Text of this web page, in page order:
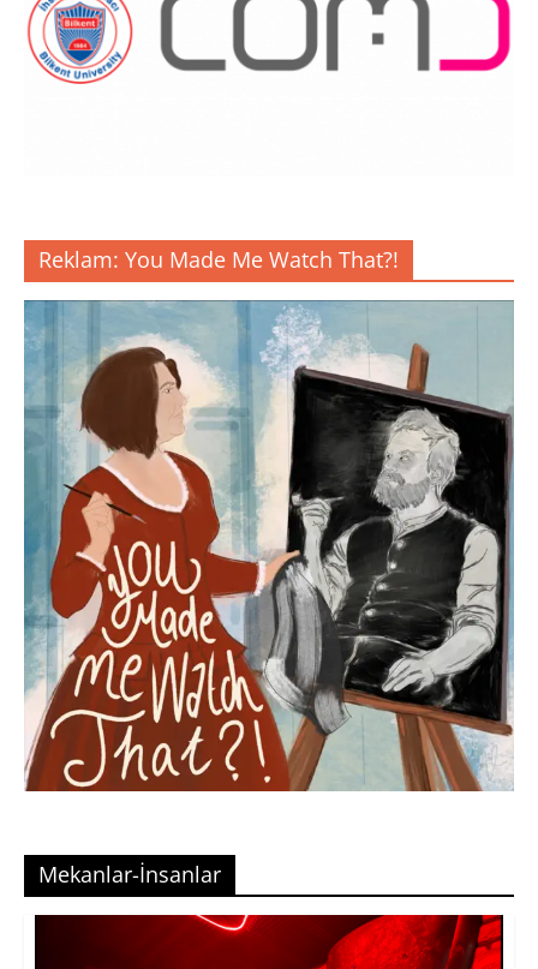
Reklam: You Made Me Watch That?!
Mekanlar-İnsanlar